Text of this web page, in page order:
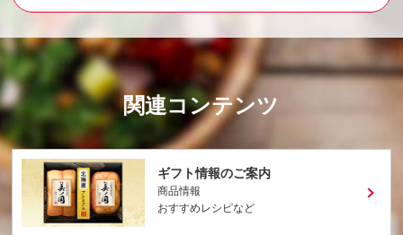
関連コンテンツ
ギフト情報のご案内
商品情報
おすすめレシピなど